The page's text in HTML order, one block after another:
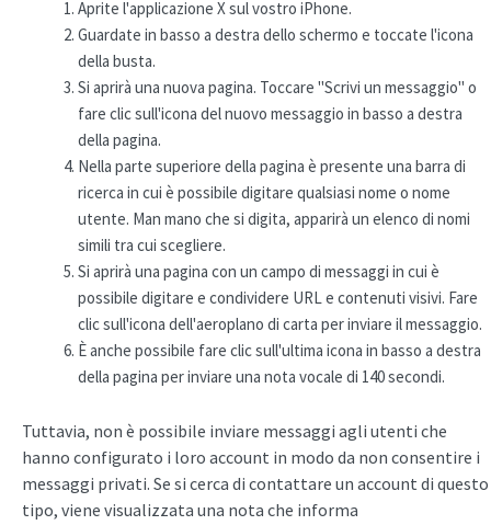
Aprite l'applicazione X sul vostro iPhone.
Guardate in basso a destra dello schermo e toccate l'icona
della busta.
Si aprirà una nuova pagina. Toccare "Scrivi un messaggio" o
fare clic sull'icona del nuovo messaggio in basso a destra
della pagina.
Nella parte superiore della pagina è presente una barra di
ricerca in cui è possibile digitare qualsiasi nome o nome
utente. Man mano che si digita, apparirà un elenco di nomi
simili tra cui scegliere.
Si aprirà una pagina con un campo di messaggi in cui è
possibile digitare e condividere URL e contenuti visivi. Fare
clic sull'icona dell'aeroplano di carta per inviare il messaggio.
È anche possibile fare clic sull'ultima icona in basso a destra
della pagina per inviare una nota vocale di 140 secondi.
Tuttavia, non è possibile inviare messaggi agli utenti che
hanno configurato i loro account in modo da non consentire i
messaggi privati. Se si cerca di contattare un account di questo
tipo, viene visualizzata una nota che informa